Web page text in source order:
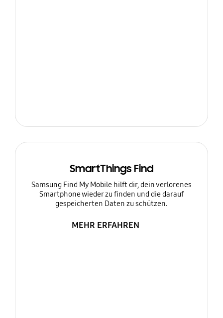
SmartThings Find
Samsung Find My Mobile hilft dir, dein verlorenes
Smartphone wieder zu finden und die darauf
gespeicherten Daten zu schützen.
MEHR ERFAHREN